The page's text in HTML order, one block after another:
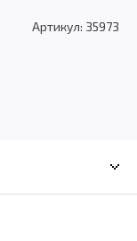
Артикул: 35973